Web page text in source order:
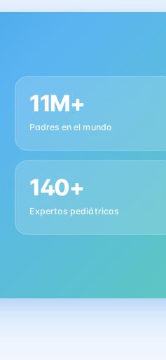
11M+
Padres en el mundo
140+
Expertos pediátricos